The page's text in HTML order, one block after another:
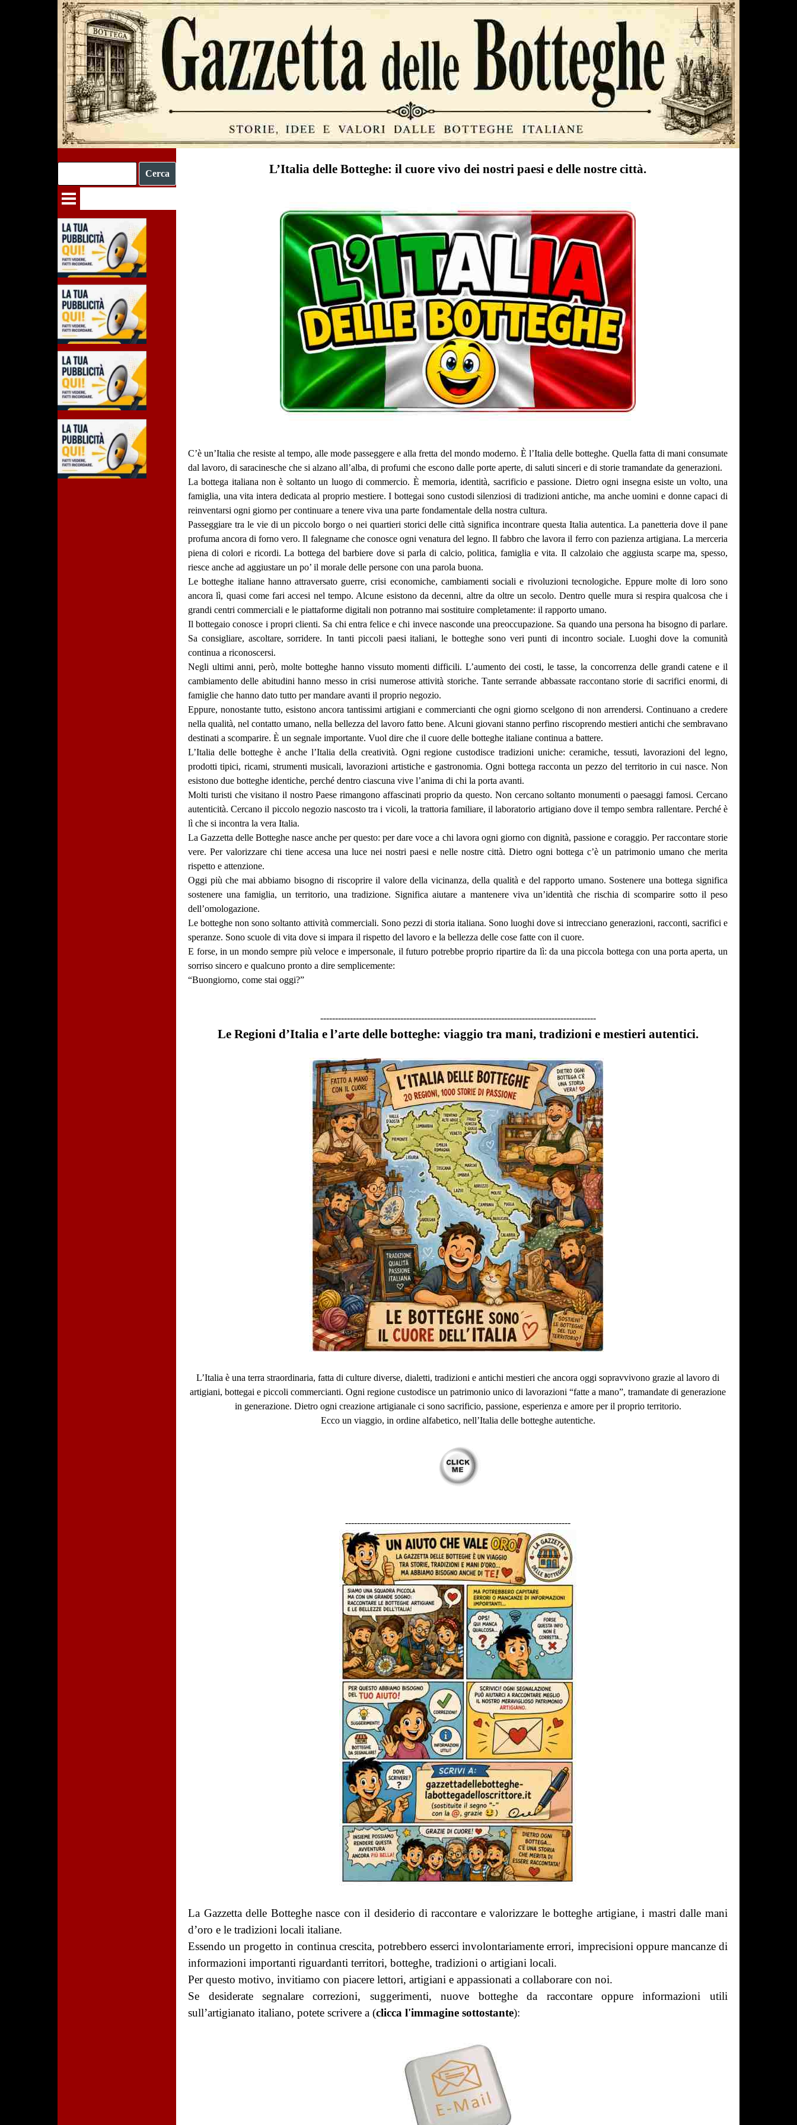
Cerca
L’Italia delle Botteghe: il cuore vivo dei nostri paesi e delle nostre città.
C’è un’Italia che resiste al tempo, alle mode passeggere e alla fretta del mondo moderno. È l’Italia delle botteghe. Quella fatta di mani consumate
dal lavoro, di saracinesche che si alzano all’alba, di profumi che escono dalle porte aperte, di saluti sinceri e di storie tramandate da generazioni.
La bottega italiana non è soltanto un luogo di commercio. È memoria, identità, sacrificio e passione. Dietro ogni insegna esiste un volto, una
famiglia, una vita intera dedicata al proprio mestiere. I bottegai sono custodi silenziosi di tradizioni antiche, ma anche uomini e donne capaci di
reinventarsi ogni giorno per continuare a tenere viva una parte fondamentale della nostra cultura.
Passeggiare tra le vie di un piccolo borgo o nei quartieri storici delle città significa incontrare questa Italia autentica. La panetteria dove il pane
profuma ancora di forno vero. Il falegname che conosce ogni venatura del legno. Il fabbro che lavora il ferro con pazienza artigiana. La merceria
piena di colori e ricordi. La bottega del barbiere dove si parla di calcio, politica, famiglia e vita. Il calzolaio che aggiusta scarpe ma, spesso,
riesce anche ad aggiustare un po’ il morale delle persone con una parola buona.
Le botteghe italiane hanno attraversato guerre, crisi economiche, cambiamenti sociali e rivoluzioni tecnologiche. Eppure molte di loro sono
ancora lì, quasi come fari accesi nel tempo. Alcune esistono da decenni, altre da oltre un secolo. Dentro quelle mura si respira qualcosa che i
grandi centri commerciali e le piattaforme digitali non potranno mai sostituire completamente: il rapporto umano.
Il bottegaio conosce i propri clienti. Sa chi entra felice e chi invece nasconde una preoccupazione. Sa quando una persona ha bisogno di parlare.
Sa consigliare, ascoltare, sorridere. In tanti piccoli paesi italiani, le botteghe sono veri punti di incontro sociale. Luoghi dove la comunità
continua a riconoscersi.
Negli ultimi anni, però, molte botteghe hanno vissuto momenti difficili. L’aumento dei costi, le tasse, la concorrenza delle grandi catene e il
cambiamento delle abitudini hanno messo in crisi numerose attività storiche. Tante serrande abbassate raccontano storie di sacrifici enormi, di
famiglie che hanno dato tutto per mandare avanti il proprio negozio.
Eppure, nonostante tutto, esistono ancora tantissimi artigiani e commercianti che ogni giorno scelgono di non arrendersi. Continuano a credere
nella qualità, nel contatto umano, nella bellezza del lavoro fatto bene. Alcuni giovani stanno perfino riscoprendo mestieri antichi che sembravano
destinati a scomparire. È un segnale importante. Vuol dire che il cuore delle botteghe italiane continua a battere.
L’Italia delle botteghe è anche l’Italia della creatività. Ogni regione custodisce tradizioni uniche: ceramiche, tessuti, lavorazioni del legno,
prodotti tipici, ricami, strumenti musicali, lavorazioni artistiche e gastronomia. Ogni bottega racconta un pezzo del territorio in cui nasce. Non
esistono due botteghe identiche, perché dentro ciascuna vive l’anima di chi la porta avanti.
Molti turisti che visitano il nostro Paese rimangono affascinati proprio da questo. Non cercano soltanto monumenti o paesaggi famosi. Cercano
autenticità. Cercano il piccolo negozio nascosto tra i vicoli, la trattoria familiare, il laboratorio artigiano dove il tempo sembra rallentare. Perché è
lì che si incontra la vera Italia.
La Gazzetta delle Botteghe nasce anche per questo: per dare voce a chi lavora ogni giorno con dignità, passione e coraggio. Per raccontare storie
vere. Per valorizzare chi tiene accesa una luce nei nostri paesi e nelle nostre città. Dietro ogni bottega c’è un patrimonio umano che merita
rispetto e attenzione.
Oggi più che mai abbiamo bisogno di riscoprire il valore della vicinanza, della qualità e del rapporto umano. Sostenere una bottega significa
sostenere una famiglia, un territorio, una tradizione. Significa aiutare a mantenere viva un’identità che rischia di scomparire sotto il peso
dell’omologazione.
Le botteghe non sono soltanto attività commerciali. Sono pezzi di storia italiana. Sono luoghi dove si intrecciano generazioni, racconti, sacrifici e
speranze. Sono scuole di vita dove si impara il rispetto del lavoro e la bellezza delle cose fatte con il cuore.
E forse, in un mondo sempre più veloce e impersonale, il futuro potrebbe proprio ripartire da lì: da una piccola bottega con una porta aperta, un
sorriso sincero e qualcuno pronto a dire semplicemente:
“Buongiorno, come stai oggi?”
---------------------------------------------------------------------------------------------
Le Regioni d’Italia e l’arte delle botteghe: viaggio tra mani, tradizioni e mestieri autentici.
L’Italia è una terra straordinaria, fatta di culture diverse, dialetti, tradizioni e antichi mestieri che ancora oggi sopravvivono grazie al lavoro di
artigiani, bottegai e piccoli commercianti. Ogni regione custodisce un patrimonio unico di lavorazioni “fatte a mano”, tramandate di generazione
in generazione. Dietro ogni creazione artigianale ci sono sacrificio, passione, esperienza e amore per il proprio territorio.
Ecco un viaggio, in ordine alfabetico, nell’Italia delle botteghe autentiche.
----------------------------------------------------------------------------
La Gazzetta delle Botteghe nasce con il desiderio di raccontare e valorizzare le botteghe artigiane, i mastri dalle mani
d’oro e le tradizioni locali italiane.
Essendo un progetto in continua crescita, potrebbero esserci involontariamente errori, imprecisioni oppure mancanze di
informazioni importanti riguardanti territori, botteghe, tradizioni o artigiani locali.
Per questo motivo, invitiamo con piacere lettori, artigiani e appassionati a collaborare con noi.
Se desiderate segnalare correzioni, suggerimenti, nuove botteghe da raccontare oppure informazioni utili
sull’artigianato italiano, potete scrivere a (clicca l'immagine sottostante):